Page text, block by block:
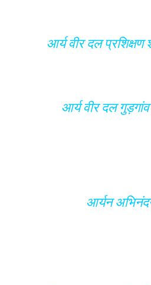
आर्य वीर दल प्रशिक्षण
आर्य वीर दल
आर्यन